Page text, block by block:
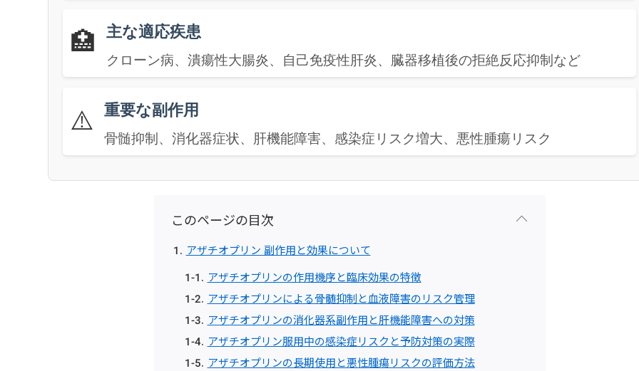
🏥 主な適応疾患
クローン病、潰瘍性大腸炎、自己免疫性肝炎、臓器移植後の拒絶反応抑制など
⚠️ 重要な副作用
骨髄抑制、消化器症状、肝機能障害、感染症リスク増大、悪性腫瘍リスク
このページの目次
アザチオプリン 副作用と効果について
アザチオプリンの作用機序と臨床効果の特徴
アザチオプリンによる骨髄抑制と血液障害のリスク管理
アザチオプリンの消化器系副作用と肝機能障害への対策
アザチオプリン服用中の感染症リスクと予防対策の実際
アザチオプリンの長期使用と悪性腫瘍リスクの評価方法